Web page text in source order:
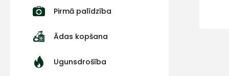
Pirmā palīdzība
Ādas kopšana
Ugunsdrošība